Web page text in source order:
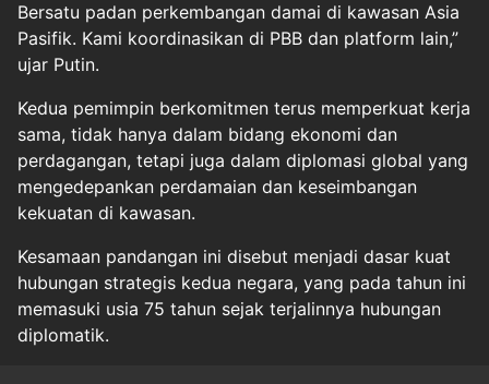
Bersatu padan perkembangan damai di kawasan Asia
Pasifik. Kami koordinasikan di PBB dan platform lain,”
ujar Putin.
Kedua pemimpin berkomitmen terus memperkuat kerja
sama, tidak hanya dalam bidang ekonomi dan
perdagangan, tetapi juga dalam diplomasi global yang
mengedepankan perdamaian dan keseimbangan
kekuatan di kawasan.
Kesamaan pandangan ini disebut menjadi dasar kuat
hubungan strategis kedua negara, yang pada tahun ini
memasuki usia 75 tahun sejak terjalinnya hubungan
diplomatik.